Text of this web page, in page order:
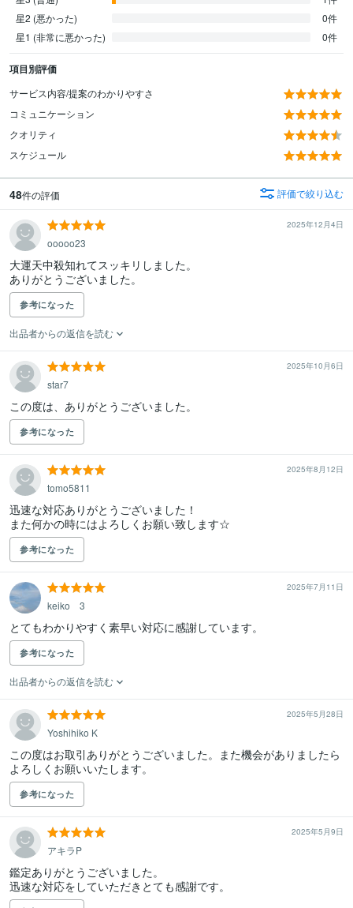
星2 (悪かった)
0件
星1 (非常に悪かった)
0件
項目別評価
サービス内容/提案のわかりやすさ
コミュニケーション
クオリティ
スケジュール
48件の評価 評価で絞り込む
2025年12月4日
ooooo23
大運天中殺知れてスッキリしました。
ありがとうございました。
参考になった
出品者からの返信を読む
2025年10月6日
star7
この度は、ありがとうございました。
参考になった
2025年8月12日
tomo5811
迅速な対応ありがとうございました！
また何かの時にはよろしくお願い致します☆
参考になった
2025年7月11日
keiko 3
とてもわかりやすく素早い対応に感謝しています。
参考になった
出品者からの返信を読む
2025年5月28日
Yoshihiko K
この度はお取引ありがとうございました。また機会がありましたら
よろしくお願いいたします。
参考になった
2025年5月9日
アキラP
鑑定ありがとうございました。
迅速な対応をしていただきとても感謝です。